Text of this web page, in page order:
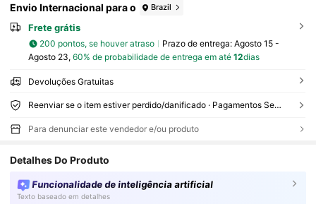
Envio Internacional para o Brazil
Frete grátis
200 pontos, se houver atraso Prazo de entrega: Agosto 15 -
Agosto 23, 60% de probabilidade de entrega em até 12dias
Devoluções Gratuitas
Reenviar se o item estiver perdido/danificado · Pagamentos Seguros · Proteção de privacidade
Para denunciar este vendedor e/ou produto
Detalhes Do Produto
Funcionalidade de inteligência artificial
Texto baseado em detalhes